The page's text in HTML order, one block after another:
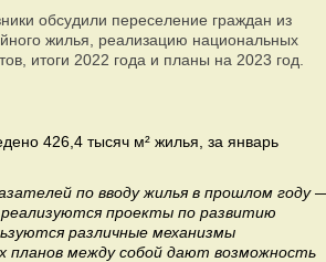
обсудили переселение граждан из
жилья, реализацию национальных
итоги 2022 года и планы на 2023 год.
426,4 тысяч м² жилья, за январь
по вводу жилья в прошлом году
проекты по развитию
различные механизмы
планов между собой дают возможность